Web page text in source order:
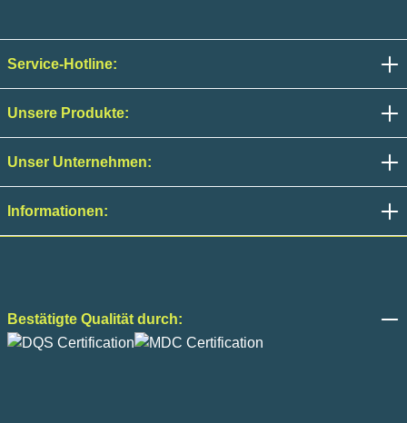
Service-Hotline:
Unsere Produkte:
Unser Unternehmen:
Informationen:
Bestätigte Qualität durch: